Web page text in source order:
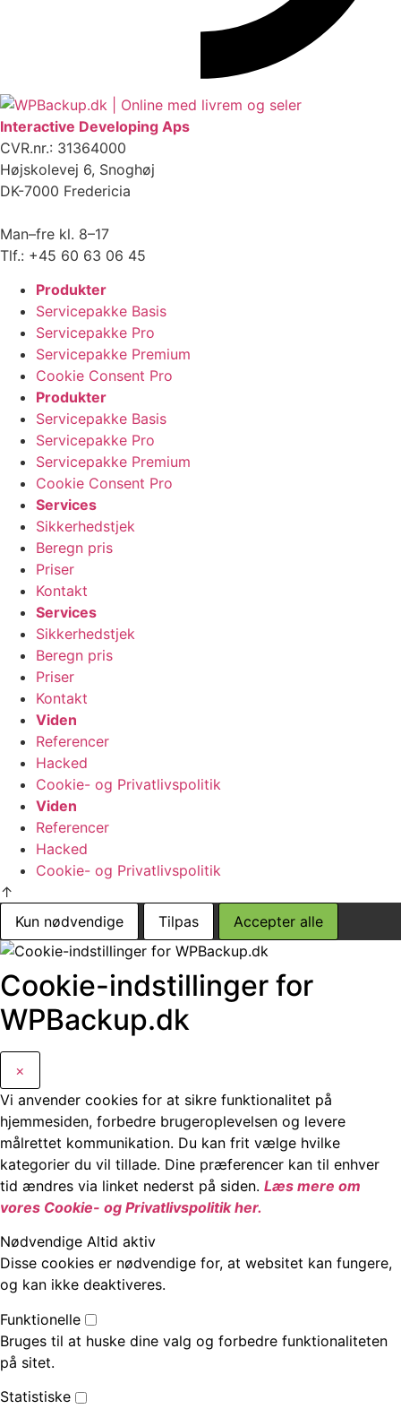
Interactive Developing Aps
CVR.nr.: 31364000
Højskolevej 6, Snoghøj
DK-7000 Fredericia
Man–fre kl. 8–17
Tlf.: +45 60 63 06 45
Produkter
Servicepakke Basis
Servicepakke Pro
Servicepakke Premium
Cookie Consent Pro
Produkter
Servicepakke Basis
Servicepakke Pro
Servicepakke Premium
Cookie Consent Pro
Services
Sikkerhedstjek
Beregn pris
Priser
Kontakt
Services
Sikkerhedstjek
Beregn pris
Priser
Kontakt
Viden
Referencer
Hacked
Cookie- og Privatlivspolitik
Viden
Referencer
Hacked
Cookie- og Privatlivspolitik
↑
Kun nødvendige
Tilpas Accepter alle
Cookie-indstillinger for
WPBackup.dk
×
Vi anvender cookies for at sikre funktionalitet på
hjemmesiden, forbedre brugeroplevelsen og levere
målrettet kommunikation. Du kan frit vælge hvilke
kategorier du vil tillade. Dine præferencer kan til enhver
tid ændres via linket nederst på siden. Læs mere om
vores Cookie- og Privatlivspolitik her.
Nødvendige Altid aktiv
Disse cookies er nødvendige for, at websitet kan fungere,
og kan ikke deaktiveres.
Funktionelle
Bruges til at huske dine valg og forbedre funktionaliteten
på sitet.
Statistiske